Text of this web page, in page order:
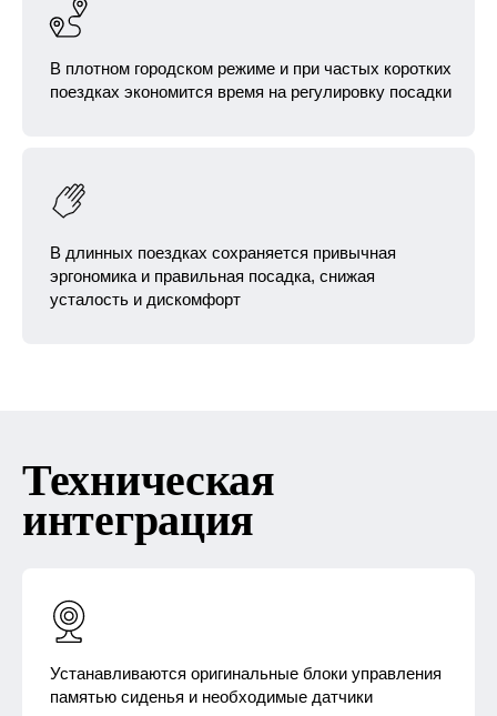
В плотном городском режиме и при частых коротких
поездках экономится время на регулировку посадки
В длинных поездках сохраняется привычная
эргономика и правильная посадка, снижая
усталость и дискомфорт
Техническая
интеграция
Устанавливаются оригинальные блоки управления
памятью сиденья и необходимые датчики